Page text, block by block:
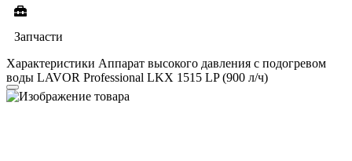
Запчасти
Характеристики Аппарат высокого давления с подогревом
воды LAVOR Professional LKX 1515 LP (900 л/ч)